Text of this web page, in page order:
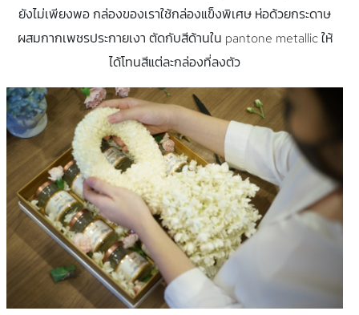
ยังไม่เพียงพอ กล่องของเราใช้กล่องแข็งพิเศษ ห่อด้วยกระดาษ
ผสมกากเพชรประกายเงา ตัดกับสีด้านใน pantone metallic ให้
ได้โทนสีแต่ละกล่องที่ลงตัว